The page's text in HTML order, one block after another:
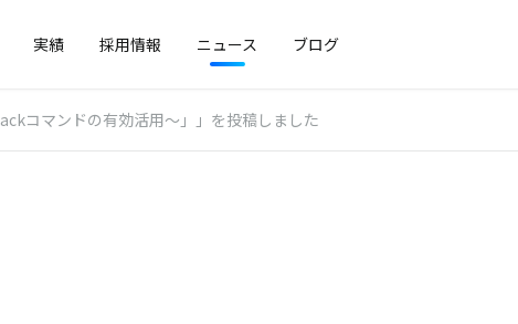
実績 採用情報 ニュース ブログ
コマンドの有効活用〜」」を投稿しました